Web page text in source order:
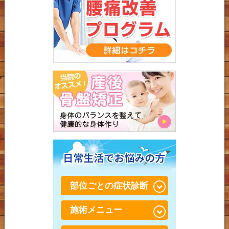
部位ごとの症状診断
腰が重い・だるい
施術メニュー